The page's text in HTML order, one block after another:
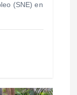
(SNE) en